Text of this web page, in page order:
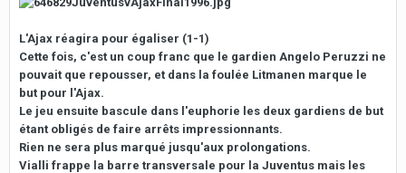
L'Ajax réagira pour égaliser (1-1)
Cette fois, c'est un coup franc que le gardien Angelo Peruzzi ne
pouvait que repousser, et dans la foulée Litmanen marque le
but pour l'Ajax.
Le jeu ensuite bascule dans l'euphorie les deux gardiens de but
étant obligés de faire arrêts impressionnants.
Rien ne sera plus marqué jusqu'aux prolongations.
Vialli frappe la barre transversale pour la Juventus mais les